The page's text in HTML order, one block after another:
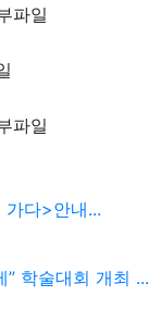
다>안내...
학술대회 개최 ...